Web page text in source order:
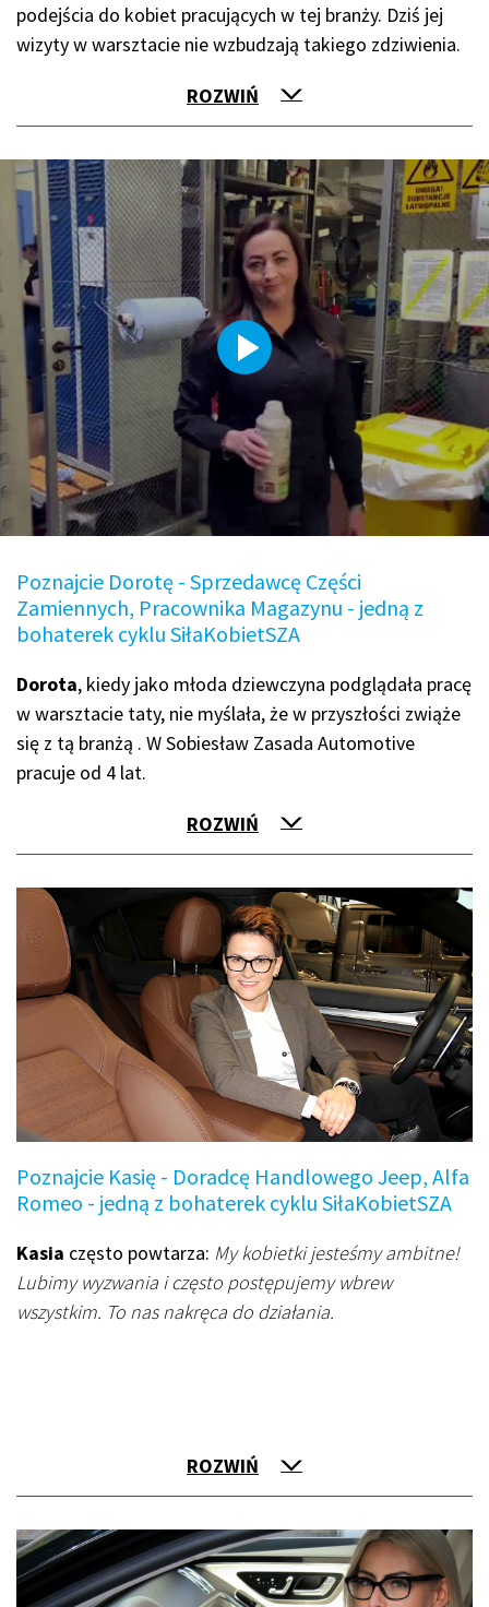
podejścia do kobiet pracujących w tej branży. Dziś jej
wizyty w warsztacie nie wzbudzają takiego zdziwienia.
ROZWIŃ
Poznajcie Dorotę - Sprzedawcę Części
Zamiennych, Pracownika Magazynu - jedną z
bohaterek cyklu SiłaKobietSZA
Dorota, kiedy jako młoda dziewczyna podglądała pracę
w warsztacie taty, nie myślała, że w przyszłości zwiąże
się z tą branżą . W Sobiesław Zasada Automotive
pracuje od 4 lat.
ROZWIŃ
Poznajcie Kasię - Doradcę Handlowego Jeep, Alfa
Romeo - jedną z bohaterek cyklu SiłaKobietSZA
Kasia często powtarza: My kobietki jesteśmy ambitne!
Lubimy wyzwania i często postępujemy wbrew
wszystkim. To nas nakręca do działania.
ROZWIŃ